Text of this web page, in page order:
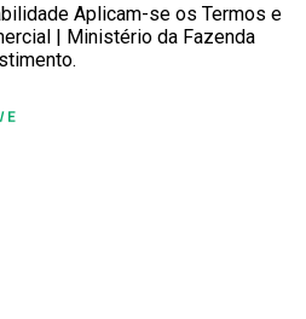
Aplicam-se os Termos e
| Ministério da Fazenda